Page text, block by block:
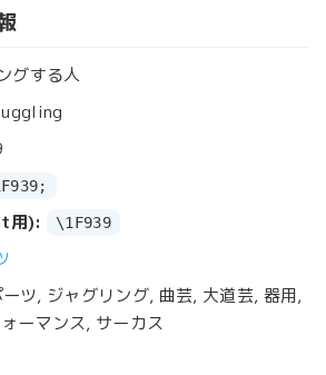
グする人
用): \1F939
ツ, ジャグリング, 曲芸, 大道芸, 器用,
ーマンス, サーカス